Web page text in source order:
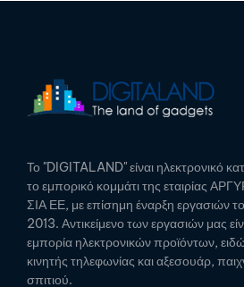
Το "DIGITALAND" είναι ηλεκτρονικό
το εμπορικό κομμάτι της εταιρίας
ΣΙΑ ΕΕ, με επίσημη έναρξη εργασιών
2013. Αντικείμενο των εργασιών μας
εμπορία ηλεκτρονικών προϊόντων,
κινητής τηλεφωνίας και αξεσουάρ,
σπιτιού.